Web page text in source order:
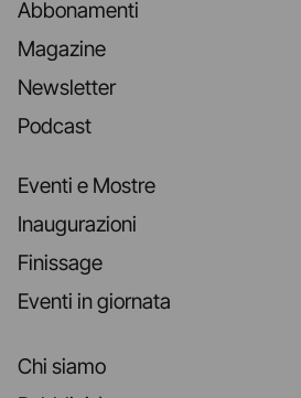
Abbonamenti
Magazine
Newsletter
Podcast
Eventi e Mostre
Inaugurazioni
Finissage
Eventi in giornata
Chi siamo